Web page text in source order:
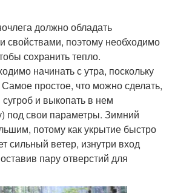
должно обладать
свойствами, поэтому необходимо
сохранить тепло.
начинать с утра, поскольку
простое, что можно сделать,
и выкопать в нем
под свои параметры. Зимний
потому как укрытие быстро
сильный ветер, изнутри вход
пару отверстий для